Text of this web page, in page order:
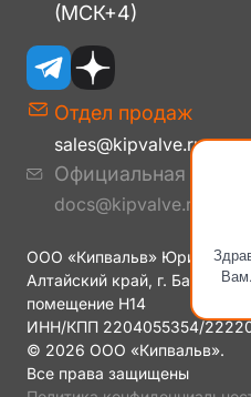
Отдел продаж
sales@kipvalve.ru
(МСК+4)
Официальная
docs@kipvalve.ru
© 2026 ООО «Кипвальв».
Все права защищены
ООО «Кипвальв»
Алтайский край, г.
помещение H14
ИНН/КПП 2204055354/